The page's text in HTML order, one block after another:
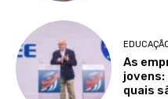
As
jovens:
quais